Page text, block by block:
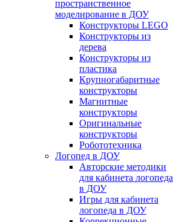
пространственное
моделирование в ДОУ
Конструкторы LEGO
Конструкторы из
дерева
Конструкторы из
пластика
Крупногабаритные
конструкторы
Магнитные
конструкторы
Оригинальные
конструкторы
Робототехника
Логопед в ДОУ
Авторские методики
для кабинета логопеда
в ДОУ
Игры для кабинета
логопеда в ДОУ